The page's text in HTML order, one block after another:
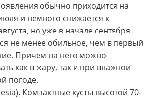
обычно приходится на
и немного снижается к
но уже в начале сентября
не менее обильное, чем в первый
Причем на него можно
как в жару, так и при влажной
погоде.
Компактные кусты высотой 70-